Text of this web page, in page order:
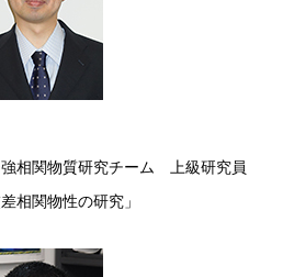
相関物質研究チーム 上級研究員
相関物性の研究」